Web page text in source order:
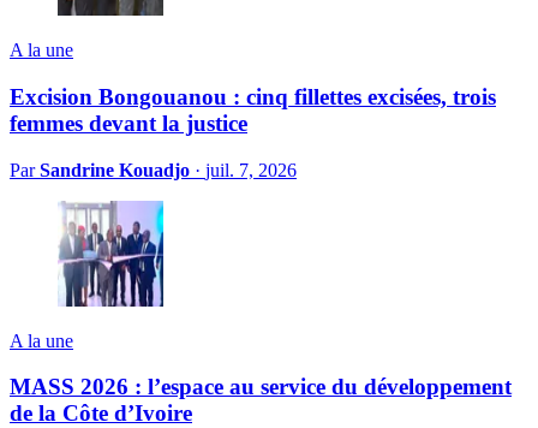
A la une
Excision Bongouanou : cinq fillettes excisées, trois
femmes devant la justice
ParSandrine Kouadjo · juil. 7, 2026
A la une
MASS 2026 : l’espace au service du développement
de la Côte d’Ivoire